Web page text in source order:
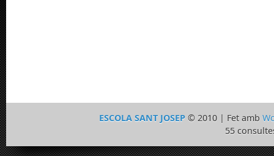
ESCOLA SANT JOSEP© 2010 | Fet amb
55